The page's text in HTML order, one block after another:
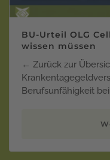
BU-Urteil OLG
wissen müssen
← Zurück zur
Berufsunfähigkeit